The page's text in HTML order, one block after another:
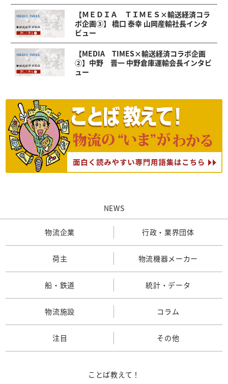
【ＭＥＤＩＡ ＴＩＭＥＳ×輸送経済コラ
ボ企画③】 橋口 泰幸 山岡産輸社長インタ
ビュー
【MEDIA TIMES×輸送経済コラボ企画
②】中野 晋一 中野倉庫運輸会長インタビ
ュー
NEWS
物流企業 行政・業界団体
荷主 物流機器メーカー
船・鉄道 統計・データ
物流施設 コラム
注目 その他
ことば教えて！